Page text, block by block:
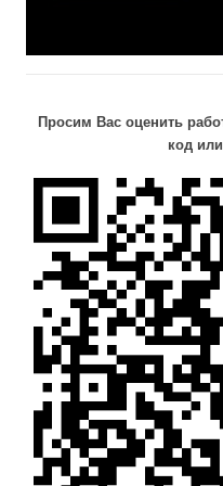
Просим Вас оценить
код